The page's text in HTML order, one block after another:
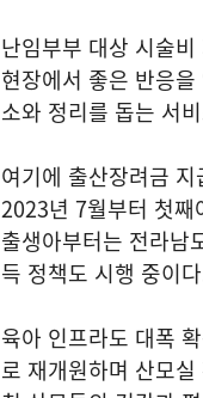
난임부부 대상 시술
현장에서 좋은 반응
소와 정리를 돕는 서
여기에 출산장려금
2023년 7월부터 첫
출생아부터는 전라남
득 정책도 시행 중이
육아 인프라도 대폭
로 재개원하며 산모